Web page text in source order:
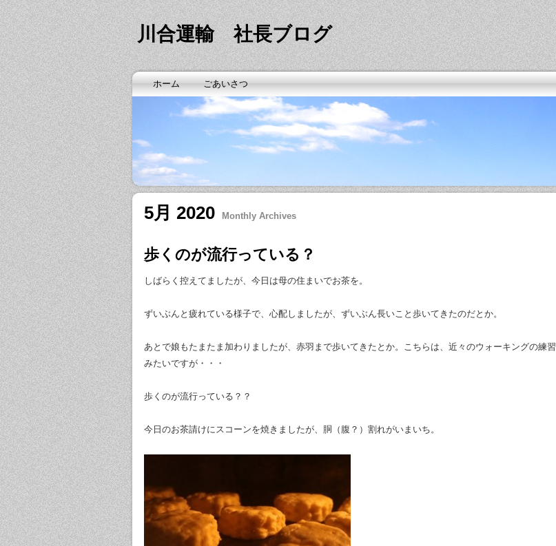
川合運輸 社長ブログ
ホーム ごあいさつ
5月 2020 Monthly Archives
歩くのが流行っている？
しばらく控えてましたが、今日は母の住まいでお茶を。
ずいぶんと疲れている様子で、心配しましたが、ずいぶん長いこと歩いてきたのだとか。
あとで娘もたまたま加わりましたが、赤羽まで歩いてきたとか。こちらは、近々のウォーキングの練習
みたいですが・・・
歩くのが流行っている？？
今日のお茶請けにスコーンを焼きましたが、胴（腹？）割れがいまいち。